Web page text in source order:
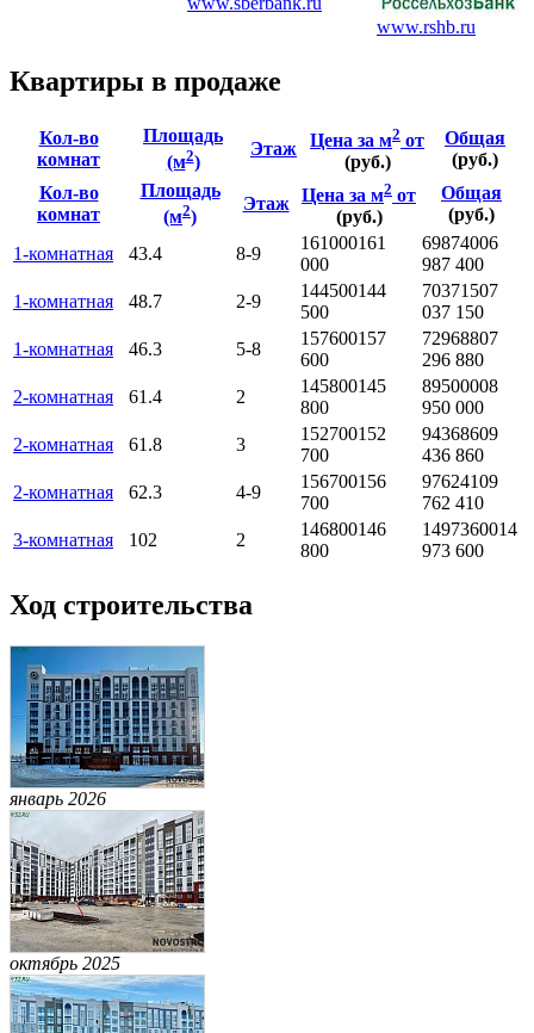
www.rshb.ru
Квартиры в продаже
Кол-во
комнат
Площадь
(м2)
Этаж Цена за м2 от
(руб.)
Общая
(руб.)
Кол-во
комнат
Площадь
(м2)
Этаж Цена за м2 от
(руб.)
Общая
(руб.)
1-комнатная
43.4 8-9
161000161
000
69874006
987 400
1-комнатная
48.7 2-9
144500144
500
70371507
037 150
1-комнатная
46.3 5-8
157600157
600
72968807
296 880
2-комнатная
61.4 2
145800145
800
89500008
950 000
2-комнатная
61.8 3
152700152
700
94368609
436 860
2-комнатная
62.3 4-9
156700156
700
97624109
762 410
3-комнатная
102 2
146800146
800
1497360014
973 600
Ход строительства
январь 2026
октябрь 2025